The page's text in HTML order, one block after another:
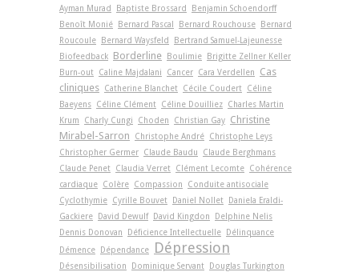
Ayman Murad
Baptiste Brossard
Benjamin Schoendorff
Benoît Monié
Bernard Pascal Bernard Rouchouse
Bernard
Roucoule
Bernard Waysfeld
Bertrand Samuel-Lajeunesse
Biofeedback Borderline Boulimie
Brigitte Zellner Keller
Burn-out Caline Majdalani Cancer Cara Verdellen
Cas
cliniques Catherine Blanchet Cécile Coudert Céline
Baeyens Céline Clément Céline Douilliez Charles Martin
Krum
Charly Cungi Choden Christian Gay Christine
Mirabel-Sarron
Christophe André Christophe Leys
Christopher Germer Claude Baudu
Claude Berghmans
Claude Penet Claudia Verret Clément Lecomte Cohérence
cardiaque Colère Compassion
Conduite antisociale
Cyclothymie Cyrille Bouvet Daniel Nollet
Daniela Eraldi-
Gackiere
David Dewulf David Kingdon
Delphine Nelis
Dennis Donovan
Déficience Intellectuelle
Délinquance
Démence
Dépendance Dépression
Désensibilisation Dominique Servant
Douglas Turkington